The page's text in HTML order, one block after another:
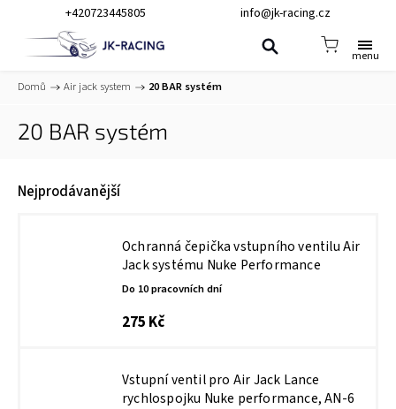
+420723445805 info@jk-racing.cz
Domů / Air jack system / 20 BAR systém
20 BAR systém
Nejprodávanější
Ochranná čepička vstupního ventilu Air
Jack systému Nuke Performance
Do 10 pracovních dní
275 Kč
Vstupní ventil pro Air Jack Lance
rychlospojku Nuke performance, AN-6